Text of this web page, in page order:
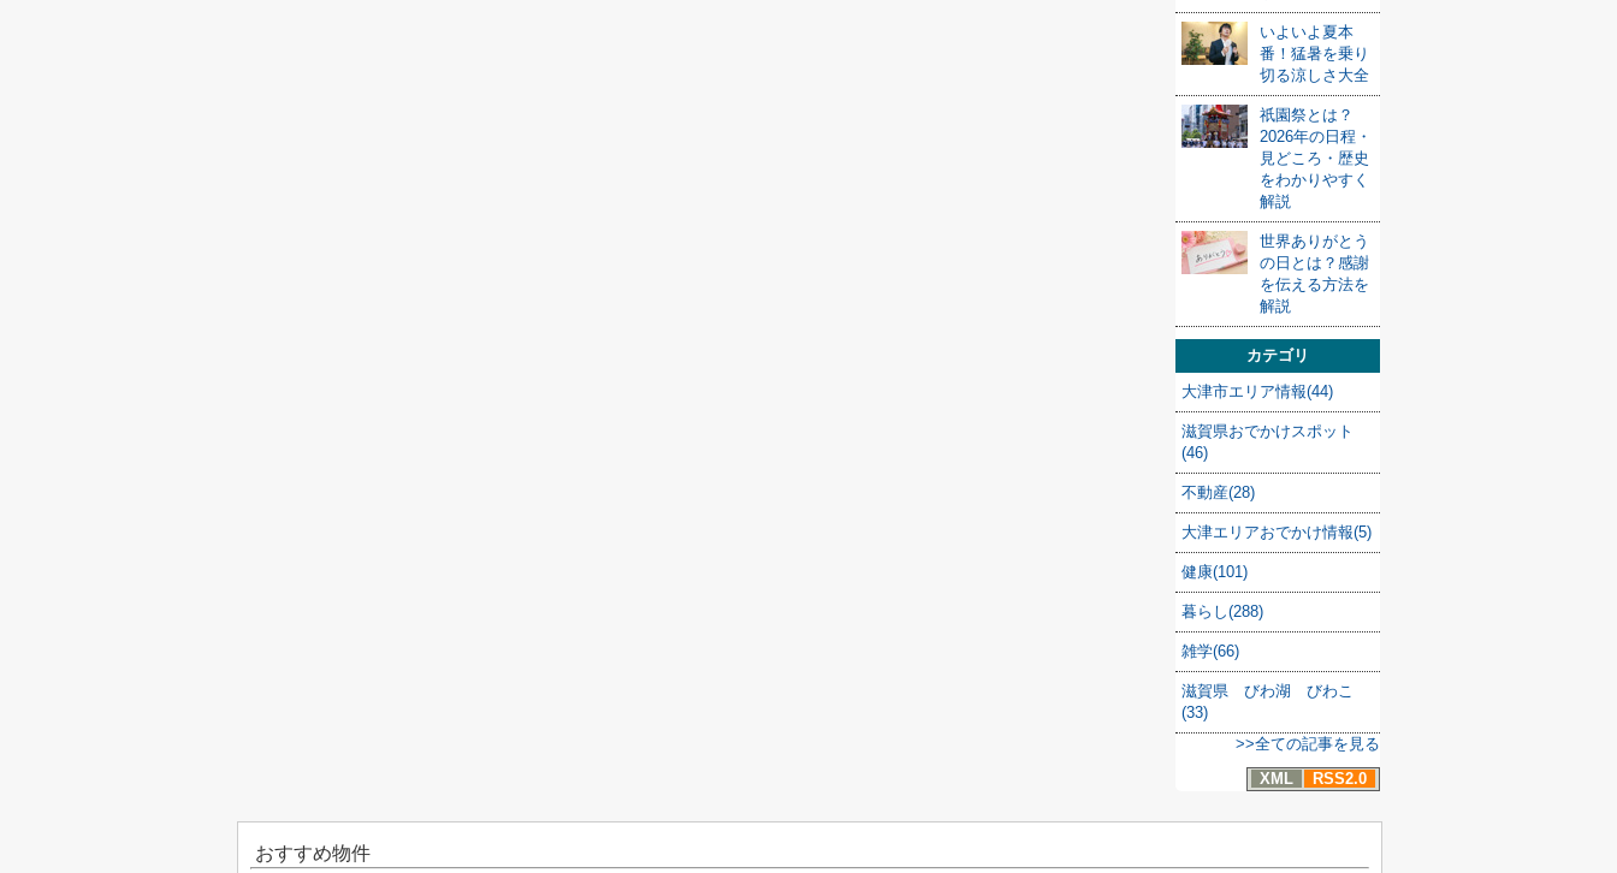
いよいよ夏本
番！猛暑を乗り
切る涼しさ大全
祇園祭とは？
2026年の日程・
見どころ・歴史
をわかりやすく
解説
世界ありがとう
の日とは？感謝
を伝える方法を
解説
カテゴリ
大津市エリア情報(44)
滋賀県おでかけスポット
(46)
不動産(28)
大津エリアおでかけ情報(5)
健康(101)
暮らし(288)
雑学(66)
滋賀県 びわ湖 びわこ
(33)
>>全ての記事を見る
XML
RSS2.0
おすすめ物件